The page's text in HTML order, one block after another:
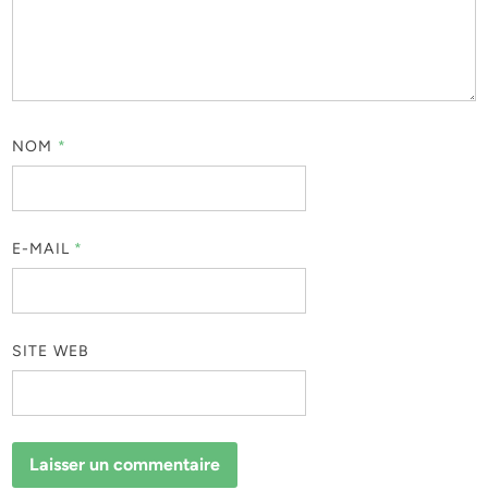
NOM *
E-MAIL *
SITE WEB